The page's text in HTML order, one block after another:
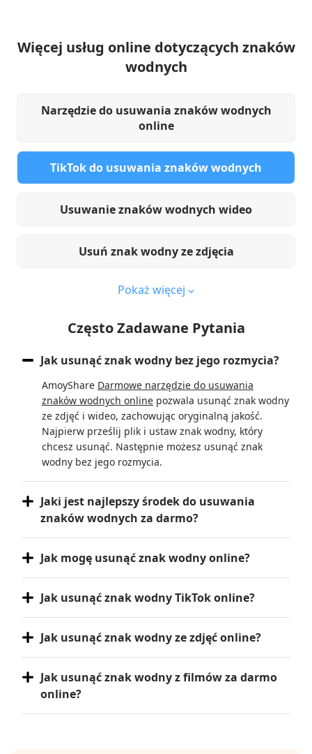
Więcej usług online dotyczących znaków
wodnych
Narzędzie do usuwania znaków wodnych
online
TikTok do usuwania znaków wodnych
Usuwanie znaków wodnych wideo
Usuń znak wodny ze zdjęcia
Pokaż więcej
Często Zadawane Pytania
Jak usunąć znak wodny bez jego rozmycia?
AmoyShare Darmowe narzędzie do usuwania
znaków wodnych online pozwala usunąć znak wodny
ze zdjęć i wideo, zachowując oryginalną jakość.
Najpierw prześlij plik i ustaw znak wodny, który
chcesz usunąć. Następnie możesz usunąć znak
wodny bez jego rozmycia.
Jaki jest najlepszy środek do usuwania
znaków wodnych za darmo?
Jak mogę usunąć znak wodny online?
Jak usunąć znak wodny TikTok online?
Jak usunąć znak wodny ze zdjęć online?
Jak usunąć znak wodny z filmów za darmo
online?